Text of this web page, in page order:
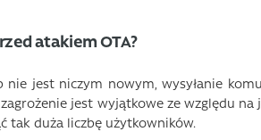
atakiem OTA?
jest niczym nowym, wysyłanie
jest wyjątkowe ze względu
tak duża liczbę użytkowników.